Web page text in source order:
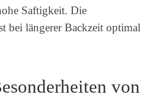
Saftigkeit. Die
bei längerer Backzeit optimal
von